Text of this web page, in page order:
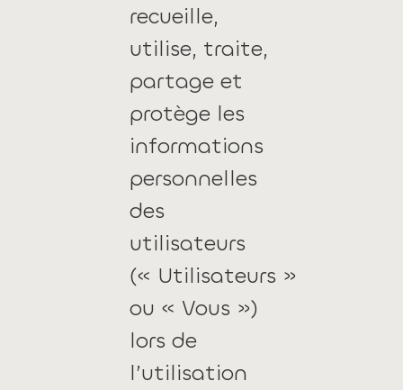
recueille,
utilise, traite,
partage et
protège les
informations
personnelles
des
utilisateurs
(« Utilisateurs »
ou « Vous »)
lors de
l’utilisation